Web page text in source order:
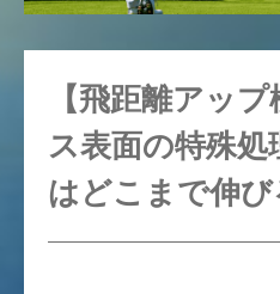
【飛距離アッ
ス表面の特殊
はどこまで伸び